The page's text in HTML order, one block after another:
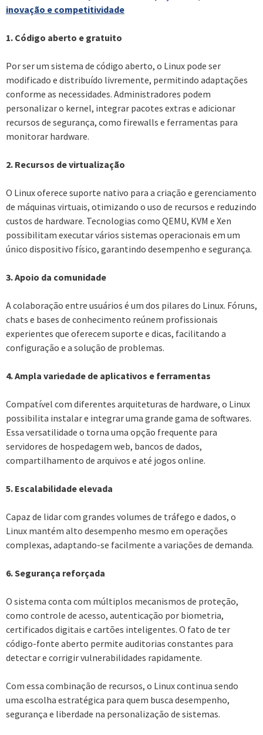
inovação e competitividade
1. Código aberto e gratuito
Por ser um sistema de código aberto, o Linux pode ser
modificado e distribuído livremente, permitindo adaptações
conforme as necessidades. Administradores podem
personalizar o kernel, integrar pacotes extras e adicionar
recursos de segurança, como firewalls e ferramentas para
monitorar hardware.
2. Recursos de virtualização
O Linux oferece suporte nativo para a criação e gerenciamento
de máquinas virtuais, otimizando o uso de recursos e reduzindo
custos de hardware. Tecnologias como QEMU, KVM e Xen
possibilitam executar vários sistemas operacionais em um
único dispositivo físico, garantindo desempenho e segurança.
3. Apoio da comunidade
A colaboração entre usuários é um dos pilares do Linux. Fóruns,
chats e bases de conhecimento reúnem profissionais
experientes que oferecem suporte e dicas, facilitando a
configuração e a solução de problemas.
4. Ampla variedade de aplicativos e ferramentas
Compatível com diferentes arquiteturas de hardware, o Linux
possibilita instalar e integrar uma grande gama de softwares.
Essa versatilidade o torna uma opção frequente para
servidores de hospedagem web, bancos de dados,
compartilhamento de arquivos e até jogos online.
5. Escalabilidade elevada
Capaz de lidar com grandes volumes de tráfego e dados, o
Linux mantém alto desempenho mesmo em operações
complexas, adaptando-se facilmente a variações de demanda.
6. Segurança reforçada
O sistema conta com múltiplos mecanismos de proteção,
como controle de acesso, autenticação por biometria,
certificados digitais e cartões inteligentes. O fato de ter
código-fonte aberto permite auditorias constantes para
detectar e corrigir vulnerabilidades rapidamente.
Com essa combinação de recursos, o Linux continua sendo
uma escolha estratégica para quem busca desempenho,
segurança e liberdade na personalização de sistemas.